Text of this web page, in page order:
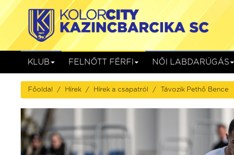
KLUB FELNŐTT FÉRFI NŐI LABDARÚGÁS
Főoldal Hírek Hírek a csapatról Távozik Pethő Bence
Gyirmót FC Győr
Kolorcity KBSC